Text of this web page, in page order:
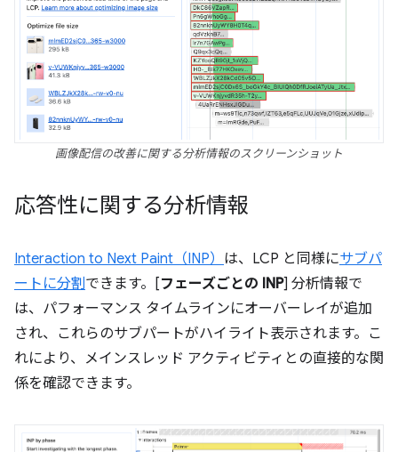
画像配信の改善に関する分析情報のスクリーンショット
応答性に関する分析情報
Interaction to Next Paint（INP） は、LCP と同様にサブパ
ートに分割できます。[フェーズごとの INP] 分析情報で
は、パフォーマンス タイムラインにオーバーレイが追加
され、これらのサブパートがハイライト表示されます。こ
れにより、メインスレッド アクティビティとの直接的な関
係を確認できます。